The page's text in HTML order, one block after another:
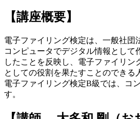
【講座概要】
電子ファイリング検定は、一般社団
コンピュータでデジタル情報とし
したことを反映し、電子ファイリ
としての役割を果たすことのできる
電子ファイリング検定B級では、コ
す。